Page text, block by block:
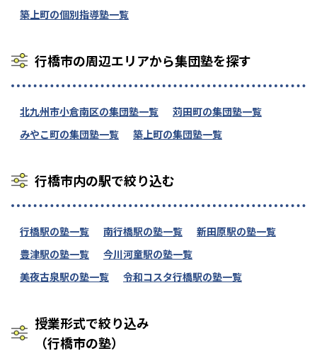
築上町の個別指導塾一覧
行橋市の周辺エリアから集団塾を探す
北九州市小倉南区の集団塾一覧
苅田町の集団塾一覧
みやこ町の集団塾一覧
築上町の集団塾一覧
行橋市内の駅で絞り込む
行橋駅の塾一覧 南行橋駅の塾一覧
新田原駅の塾一覧
豊津駅の塾一覧
今川河童駅の塾一覧
美夜古泉駅の塾一覧
令和コスタ行橋駅の塾一覧
授業形式で絞り込み
（行橋市の塾）